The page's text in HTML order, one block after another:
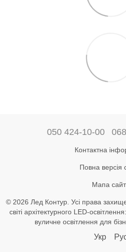
050 424-10-00
Контактна
Повна версія
Мапа
© 2026 Лед Контур. Усі права
світі архітектурного LED-
вуличне освітлення для
Укр